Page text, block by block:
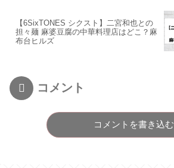
【6SixTONES シクスト】二宮和也との
担々麺 麻婆豆腐の中華料理店はどこ？麻
布台ヒルズ
コメント
コメントを書き込む